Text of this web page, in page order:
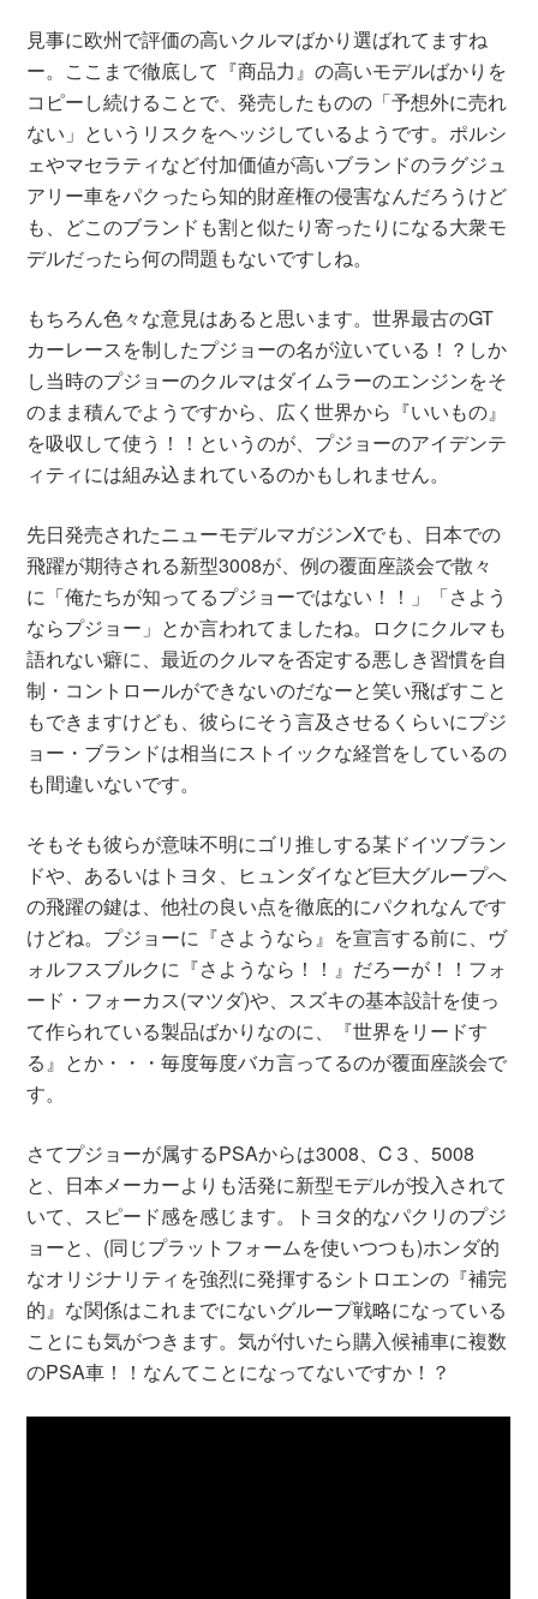
見事に欧州で評価の高いクルマばかり選ばれてますね
ー。ここまで徹底して『商品力』の高いモデルばかりを
コピーし続けることで、発売したものの「予想外に売れ
ない」というリスクをヘッジしているようです。ポルシ
ェやマセラティなど付加価値が高いブランドのラグジュ
アリー車をパクったら知的財産権の侵害なんだろうけど
も、どこのブランドも割と似たり寄ったりになる大衆モ
デルだったら何の問題もないですしね。
もちろん色々な意見はあると思います。世界最古のGT
カーレースを制したプジョーの名が泣いている！？しか
し当時のプジョーのクルマはダイムラーのエンジンをそ
のまま積んでようですから、広く世界から『いいもの』
を吸収して使う！！というのが、プジョーのアイデンテ
ィティには組み込まれているのかもしれません。
先日発売されたニューモデルマガジンXでも、日本での
飛躍が期待される新型3008が、例の覆面座談会で散々
に「俺たちが知ってるプジョーではない！！」「さよう
ならプジョー」とか言われてましたね。ロクにクルマも
語れない癖に、最近のクルマを否定する悪しき習慣を自
制・コントロールができないのだなーと笑い飛ばすこと
もできますけども、彼らにそう言及させるくらいにプジ
ョー・ブランドは相当にストイックな経営をしているの
も間違いないです。
そもそも彼らが意味不明にゴリ推しする某ドイツブラン
ドや、あるいはトヨタ、ヒュンダイなど巨大グループへ
の飛躍の鍵は、他社の良い点を徹底的にパクれなんです
けどね。プジョーに『さようなら』を宣言する前に、ヴ
ォルフスブルクに『さようなら！！』だろーが！！フォ
ード・フォーカス(マツダ)や、スズキの基本設計を使っ
て作られている製品ばかりなのに、『世界をリードす
る』とか・・・毎度毎度バカ言ってるのが覆面座談会で
す。
さてプジョーが属するPSAからは3008、C３、5008
と、日本メーカーよりも活発に新型モデルが投入されて
いて、スピード感を感じます。トヨタ的なパクリのプジ
ョーと、(同じプラットフォームを使いつつも)ホンダ的
なオリジナリティを強烈に発揮するシトロエンの『補完
的』な関係はこれまでにないグループ戦略になっている
ことにも気がつきます。気が付いたら購入候補車に複数
のPSA車！！なんてことになってないですか！？